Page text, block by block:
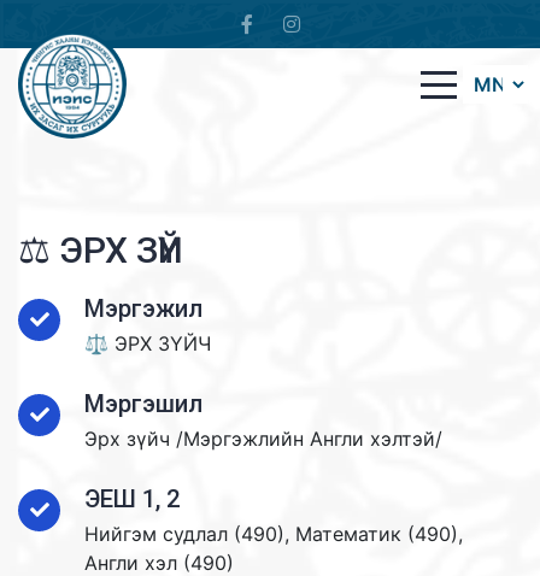
⚖️ ЭРХ ЗҮЙ
Мэргэжил
⚖️ ЭРХ ЗҮЙЧ
Мэргэшил
Эрх зүйч /Мэргэжлийн Англи хэлтэй/
ЭЕШ 1, 2
Нийгэм судлал (490), Математик (490),
Англи хэл (490)